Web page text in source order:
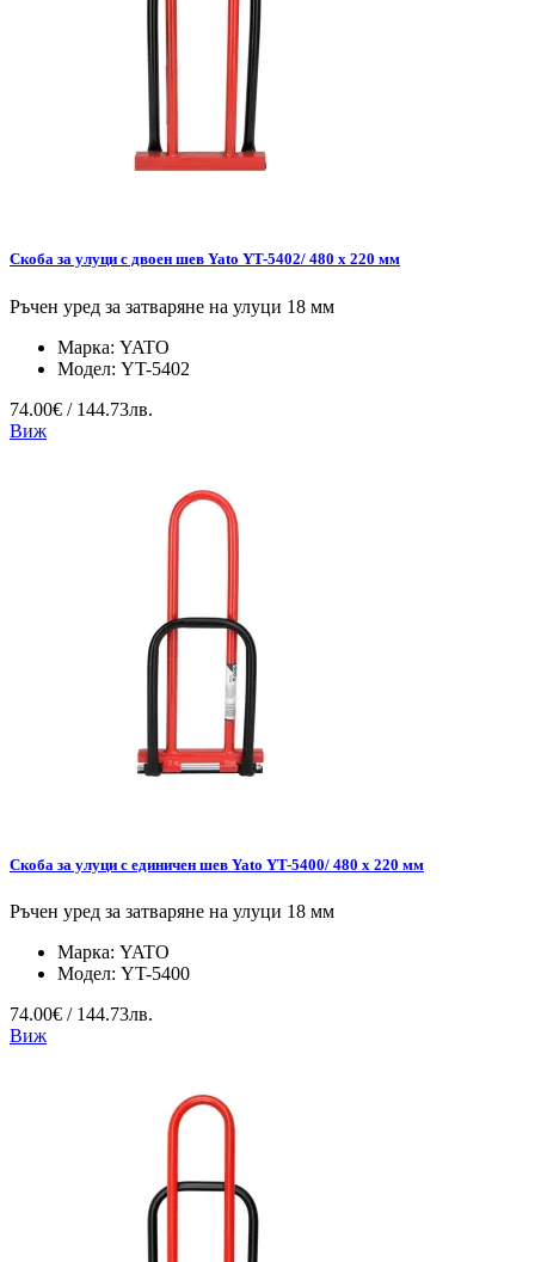
Скоба за улуци с двоен шев Yato YT-5402/ 480 x 220 мм
Ръчен уред за затваряне на улуци 18 мм
Марка: YATO
Модел: YT-5402
74.00€ / 144.73лв.
Виж
Скоба за улуци с единичен шев Yato YT-5400/ 480 x 220 мм
Ръчен уред за затваряне на улуци 18 мм
Марка: YATO
Модел: YT-5400
74.00€ / 144.73лв.
Виж